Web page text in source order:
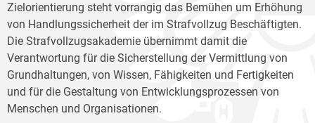
Zielorientierung steht vorrangig das Bemühen um Erhöhung
von Handlungssicherheit der im Strafvollzug Beschäftigten.
Die Strafvollzugsakademie übernimmt damit die
Verantwortung für die Sicherstellung der Vermittlung von
Grundhaltungen, von Wissen, Fähigkeiten und Fertigkeiten
und für die Gestaltung von Entwicklungsprozessen von
Menschen und Organisationen.